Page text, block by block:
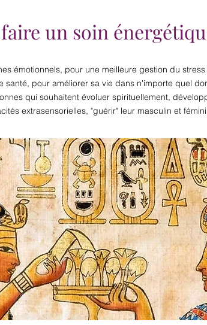
un soin
émotionnels, pour une meilleure gestion du
santé, pour améliorer sa vie dans n'importe quel
qui souhaitent évoluer spirituellement,
extrasensorielles, "guérir" leur masculin et